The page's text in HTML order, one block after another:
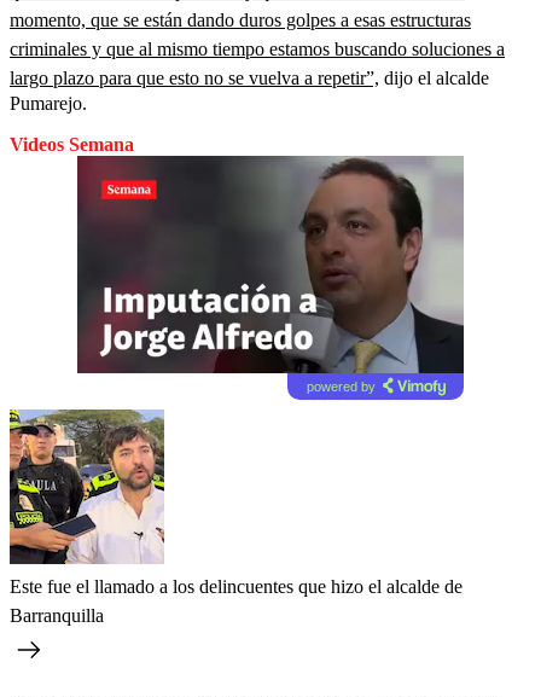
momento, que se están dando duros golpes a esas estructuras
criminales y que al mismo tiempo estamos buscando soluciones a
largo plazo para que esto no se vuelva a repetir”, dijo el alcalde
Pumarejo.
Videos Semana
powered by
Este fue el llamado a los delincuentes que hizo el alcalde de
Barranquilla